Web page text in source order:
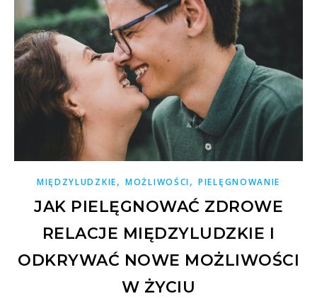
MIĘDZYLUDZKIE, MOŻLIWOŚCI, PIELĘGNOWANIE
JAK PIELĘGNOWAĆ ZDROWE
RELACJE MIĘDZYLUDZKIE I
ODKRYWAĆ NOWE MOŻLIWOŚCI
W ŻYCIU